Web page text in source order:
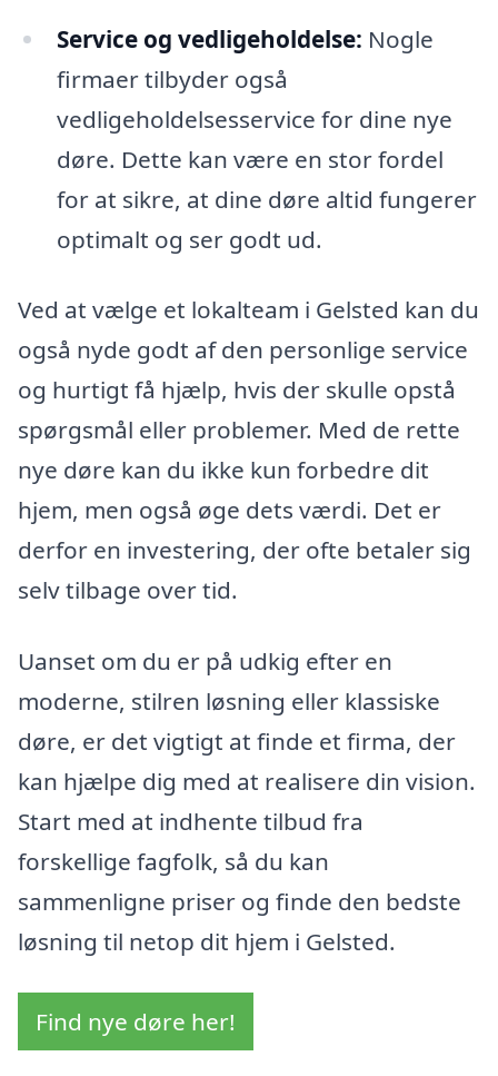
Service og vedligeholdelse: Nogle
firmaer tilbyder også
vedligeholdelsesservice for dine nye
døre. Dette kan være en stor fordel
for at sikre, at dine døre altid fungerer
optimalt og ser godt ud.
Ved at vælge et lokalteam i Gelsted kan du
også nyde godt af den personlige service
og hurtigt få hjælp, hvis der skulle opstå
spørgsmål eller problemer. Med de rette
nye døre kan du ikke kun forbedre dit
hjem, men også øge dets værdi. Det er
derfor en investering, der ofte betaler sig
selv tilbage over tid.
Uanset om du er på udkig efter en
moderne, stilren løsning eller klassiske
døre, er det vigtigt at finde et firma, der
kan hjælpe dig med at realisere din vision.
Start med at indhente tilbud fra
forskellige fagfolk, så du kan
sammenligne priser og finde den bedste
løsning til netop dit hjem i Gelsted.
Find nye døre her!